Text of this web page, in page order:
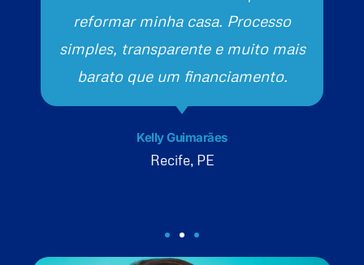
reformar minha casa. Processo
simples, transparente e muito mais
barato que um financiamento.
Kelly Guimarães
Recife, PE